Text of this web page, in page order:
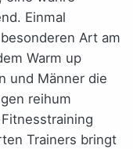
Einmal
Art am
Warm up
und Männer die
reihum
Trainers bringt